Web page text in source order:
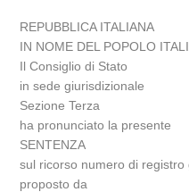
REPUBBLICA ITALIANA
IN NOME DEL POPOLO
Il Consiglio di Stato
in sede giurisdizionale
Sezione Terza
ha pronunciato la presente
SENTENZA
sul ricorso numero di registro
proposto da